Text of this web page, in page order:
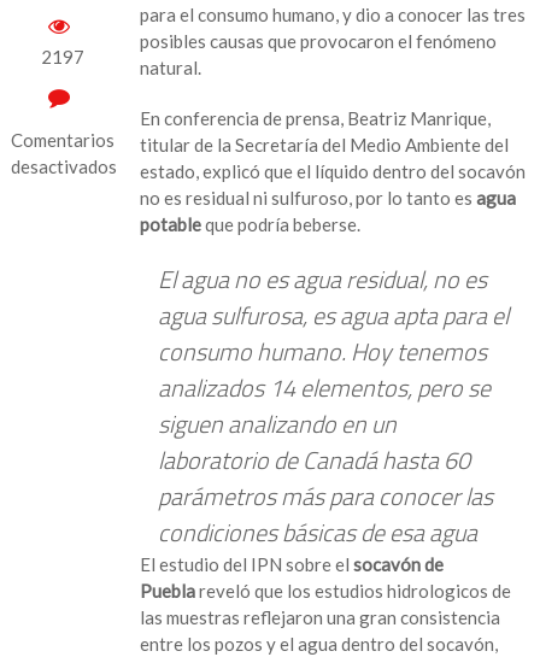
2197
Comentarios
desactivados
para el consumo humano, y dio a conocer las tres
posibles causas que provocaron el fenómeno
natural.
En conferencia de prensa, Beatriz Manrique,
titular de la Secretaría del Medio Ambiente del
estado, explicó que el líquido dentro del socavón
no es residual ni sulfuroso, por lo tanto esagua
potableque podría beberse.
El agua no es agua residual, no es
agua sulfurosa, es agua apta para el
consumo humano. Hoy tenemos
analizados 14 elementos, pero se
siguen analizando en un
laboratorio de Canadá hasta 60
parámetros más para conocer las
condiciones básicas de esa agua
El estudio del IPN sobre elsocavón de
Pueblareveló que los estudios hidrologicos de
las muestras reflejaron una gran consistencia
entre los pozos y el agua dentro del socavón,